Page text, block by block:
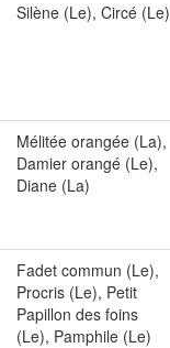
Silène (Le), Circé (Le)
Mélitée orangée (La),
Damier orangé (Le),
Diane (La)
Fadet commun (Le),
Procris (Le), Petit
Papillon des foins
(Le), Pamphile (Le)